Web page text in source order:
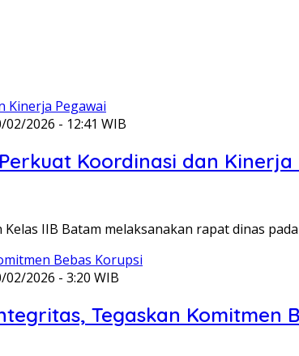
02/2026 - 12:41 WIB
Koordinasi dan Kinerja
IIB Batam melaksanakan rapat dinas
02/2026 - 3:20 WIB
Tegaskan Komitmen